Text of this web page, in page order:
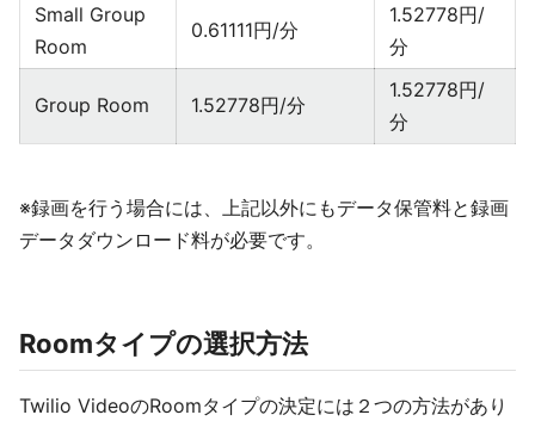
Small Group
Room
0.61111円/分
1.52778円/
分
Group Room 1.52778円/分
1.52778円/
分
※録画を行う場合には、上記以外にもデータ保管料と録画
データダウンロード料が必要です。
Roomタイプの選択方法
Twilio VideoのRoomタイプの決定には２つの方法があり